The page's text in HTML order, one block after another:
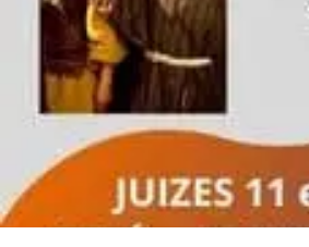
nazireu consagrado sagrado a Deus
sua mãe; e ele começará a livrar
filisteus.” Jz 13.5 Leitura Bíblica Com